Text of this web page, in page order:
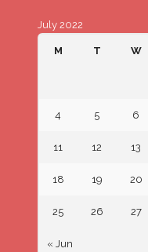
July 2022
M T W
« Jun
4 5 6
11 12 13
18 19 20
25 26 27